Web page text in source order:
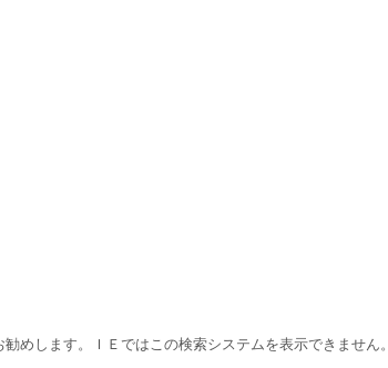
めします。ＩＥではこの検索システムを表示できません。